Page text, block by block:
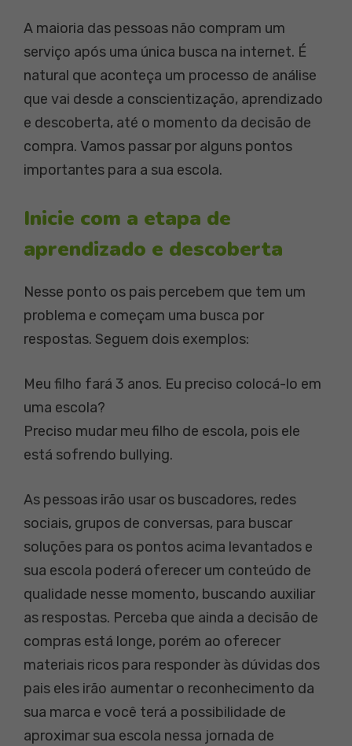
A maioria das pessoas não compram um
serviço após uma única busca na internet. É
natural que aconteça um processo de análise
que vai desde a conscientização, aprendizado
e descoberta, até o momento da decisão de
compra. Vamos passar por alguns pontos
importantes para a sua escola.
Inicie com a etapa de
aprendizado e descoberta
Nesse ponto os pais percebem que tem um
problema e começam uma busca por
respostas. Seguem dois exemplos:
Meu filho fará 3 anos. Eu preciso colocá-lo em
uma escola?
Preciso mudar meu filho de escola, pois ele
está sofrendo bullying.
As pessoas irão usar os buscadores, redes
sociais, grupos de conversas, para buscar
soluções para os pontos acima levantados e
sua escola poderá oferecer um conteúdo de
qualidade nesse momento, buscando auxiliar
as respostas. Perceba que ainda a decisão de
compras está longe, porém ao oferecer
materiais ricos para responder às dúvidas dos
pais eles irão aumentar o reconhecimento da
sua marca e você terá a possibilidade de
aproximar sua escola nessa jornada de